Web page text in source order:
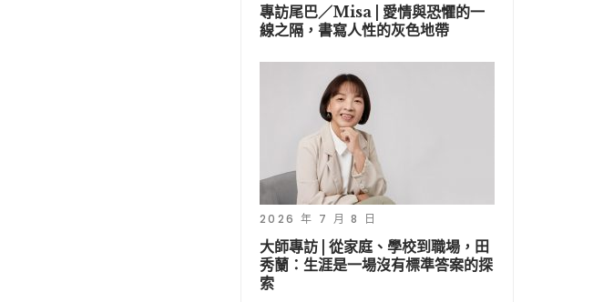
專訪尾巴／Misa | 愛情與恐懼的一
線之隔，書寫人性的灰色地帶
2026 年 7 月 8 日
大師專訪 | 從家庭、學校到職場，田
秀蘭：生涯是一場沒有標準答案的探
索